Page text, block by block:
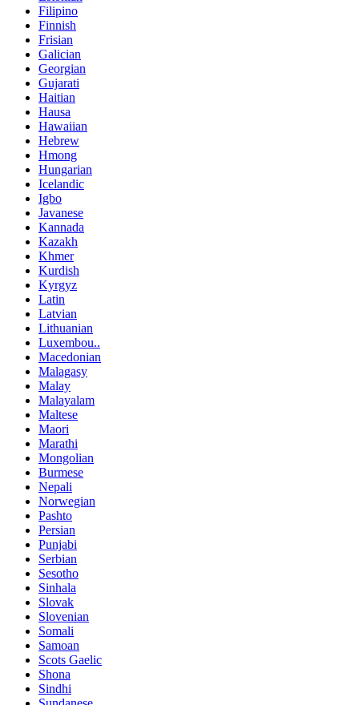
Filipino
Finnish
Frisian
Galician
Georgian
Gujarati
Haitian
Hausa
Hawaiian
Hebrew
Hmong
Hungarian
Icelandic
Igbo
Javanese
Kannada
Kazakh
Khmer
Kurdish
Kyrgyz
Latin
Latvian
Lithuanian
Luxembou..
Macedonian
Malagasy
Malay
Malayalam
Maltese
Maori
Marathi
Mongolian
Burmese
Nepali
Norwegian
Pashto
Persian
Punjabi
Serbian
Sesotho
Sinhala
Slovak
Slovenian
Somali
Samoan
Scots Gaelic
Shona
Sindhi